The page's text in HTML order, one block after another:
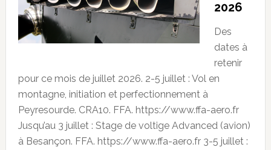
2026
Des
dates à
retenir
pour ce mois de juillet 2026. 2-5 juillet : Vol en
montagne, initiation et perfectionnement à
Peyresourde. CRA10. FFA. https://www.ffa-aero.fr
Jusqu’au 3 juillet : Stage de voltige Advanced (avion)
à Besançon. FFA. https://www.ffa-aero.fr 3-5 juillet :